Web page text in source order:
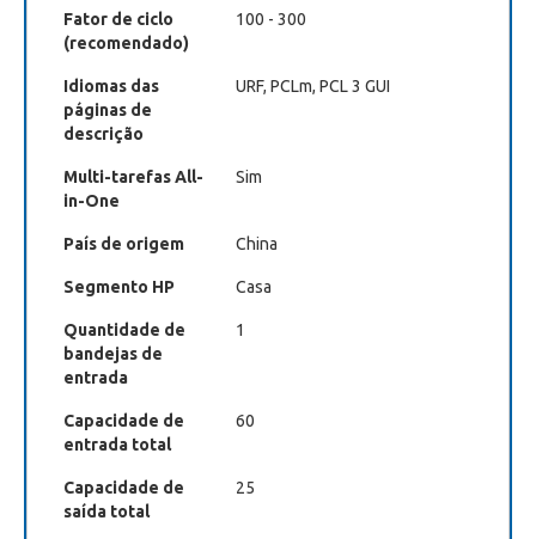
Fator de ciclo
(recomendado)
100 - 300
Idiomas das
páginas de
descrição
URF, PCLm, PCL 3 GUI
Multi-tarefas All-
in-One
Sim
País de origem China
Segmento HP Casa
Quantidade de
bandejas de
entrada
1
Capacidade de
entrada total
60
Capacidade de
saída total
25